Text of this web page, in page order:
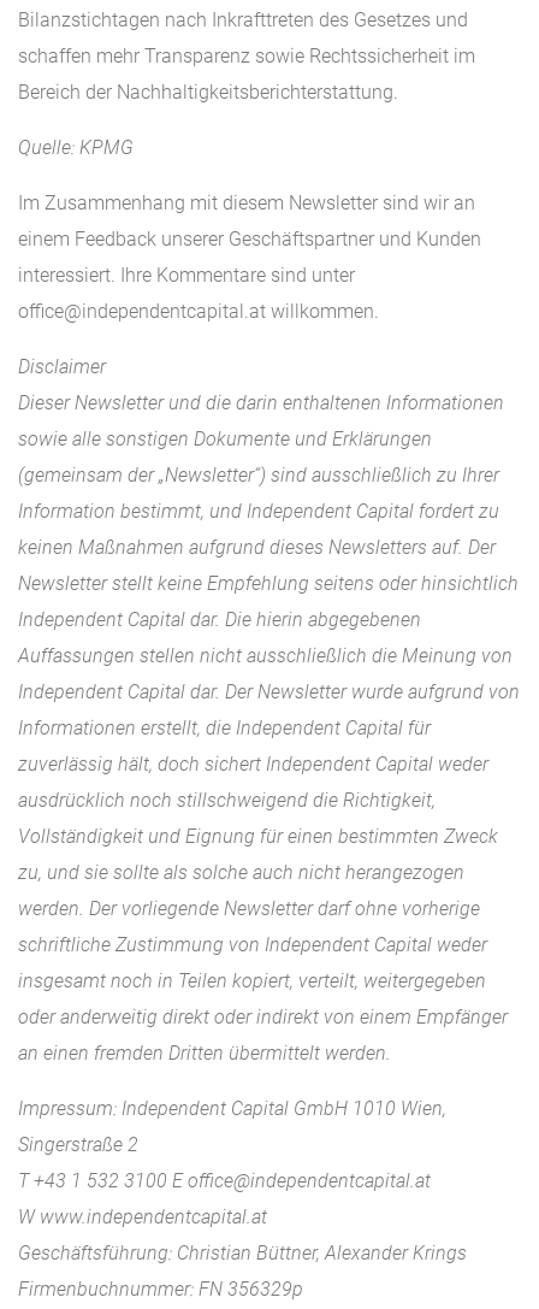
Bilanzstichtagen nach Inkrafttreten des Gesetzes und
schaffen mehr Transparenz sowie Rechtssicherheit im
Bereich der Nachhaltigkeitsberichterstattung.
Quelle: KPMG
Im Zusammenhang mit diesem Newsletter sind wir an
einem Feedback unserer Geschäftspartner und Kunden
interessiert. Ihre Kommentare sind unter
office@independentcapital.at willkommen.
Disclaimer
Dieser Newsletter und die darin enthaltenen Informationen
sowie alle sonstigen Dokumente und Erklärungen
(gemeinsam der „Newsletter“) sind ausschließlich zu Ihrer
Information bestimmt, und Independent Capital fordert zu
keinen Maßnahmen aufgrund dieses Newsletters auf. Der
Newsletter stellt keine Empfehlung seitens oder hinsichtlich
Independent Capital dar. Die hierin abgegebenen
Auffassungen stellen nicht ausschließlich die Meinung von
Independent Capital dar. Der Newsletter wurde aufgrund von
Informationen erstellt, die Independent Capital für
zuverlässig hält, doch sichert Independent Capital weder
ausdrücklich noch stillschweigend die Richtigkeit,
Vollständigkeit und Eignung für einen bestimmten Zweck
zu, und sie sollte als solche auch nicht herangezogen
werden. Der vorliegende Newsletter darf ohne vorherige
schriftliche Zustimmung von Independent Capital weder
insgesamt noch in Teilen kopiert, verteilt, weitergegeben
oder anderweitig direkt oder indirekt von einem Empfänger
an einen fremden Dritten übermittelt werden.
Impressum: Independent Capital GmbH 1010 Wien,
Singerstraße 2
T +43 1 532 3100 E office@independentcapital.at
W www.independentcapital.at
Geschäftsführung: Christian Büttner, Alexander Krings
Firmenbuchnummer: FN 356329p